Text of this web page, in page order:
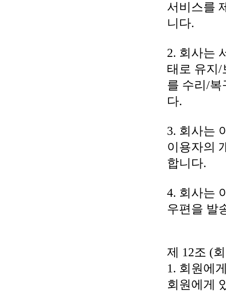
서비스를
니다.
2. 회사는
태로 유지/
를 수리/복
다.
3. 회사는
이용자의
합니다.
4. 회사는
우편을 발
제 12조 (
1. 회원에
회원에게